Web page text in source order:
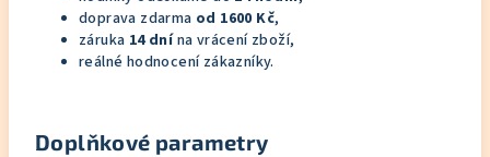
doprava zdarma od 1600 Kč,
záruka 14 dnína vrácení zboží,
reálné hodnocení zákazníky.
Doplňkové parametry